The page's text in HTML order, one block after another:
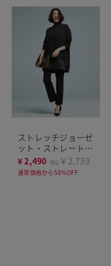
ストレッチジョーゼ
ット・ストレートパ
ンツ
¥2,490 税込 ￥2,739
通常価格から58%OFF